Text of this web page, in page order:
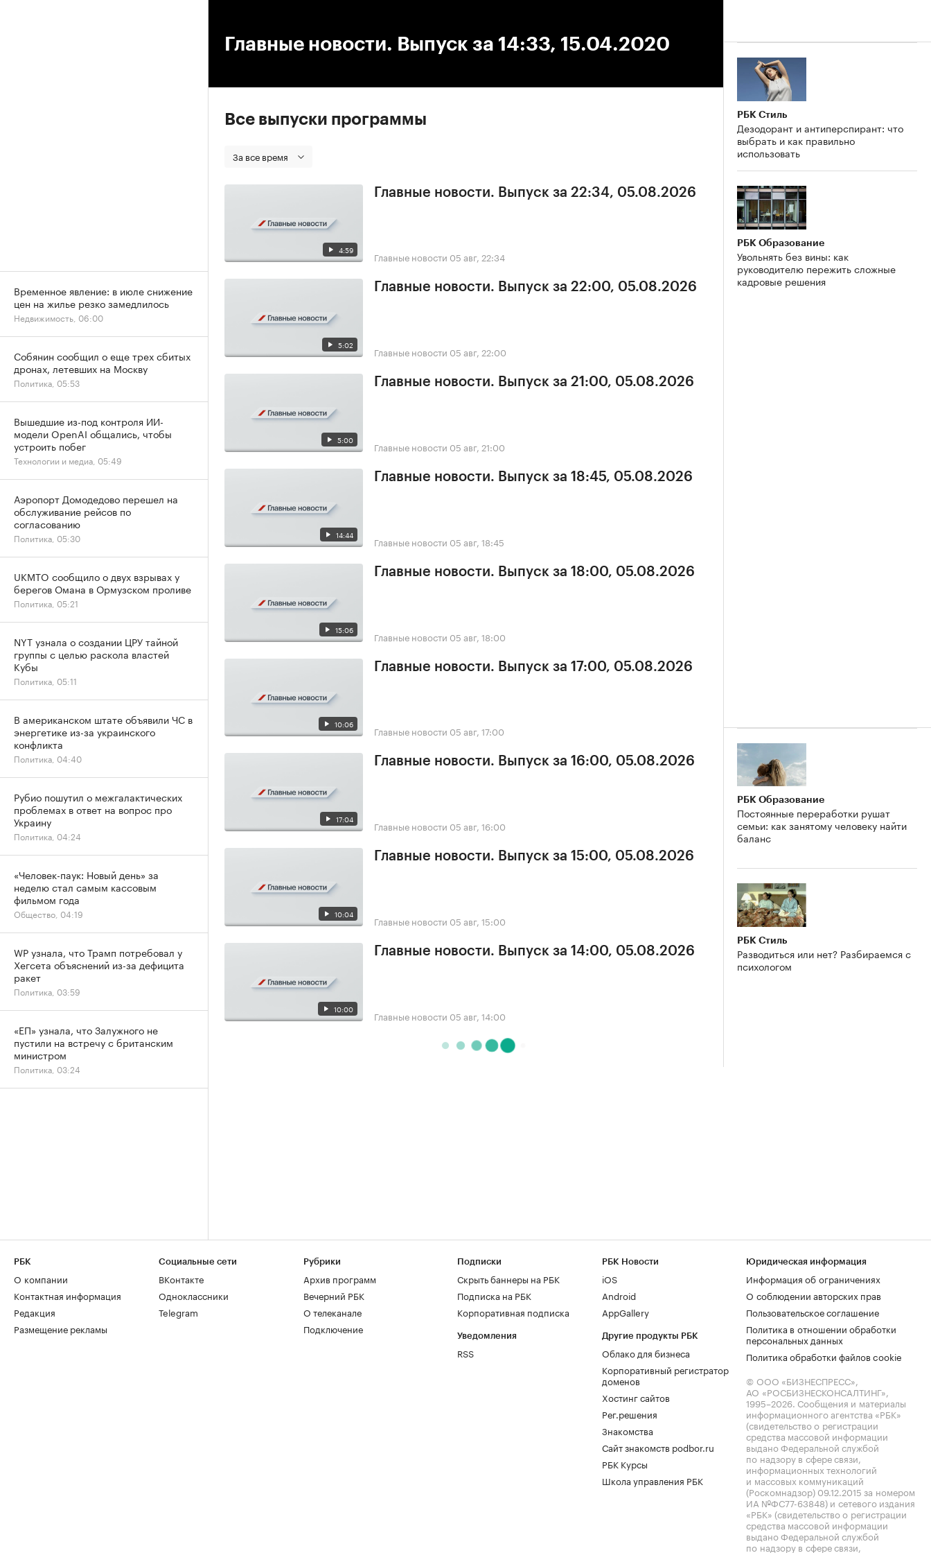
Главные новости. Выпуск за 14:33, 15.04.2020
Все выпуски программы
За все время
4:59
Главные новости. Выпуск за 22:34, 05.08.2026
Главные новости 05 авг, 22:34
5:02
Главные новости. Выпуск за 22:00, 05.08.2026
Главные новости 05 авг, 22:00
5:00
Главные новости. Выпуск за 21:00, 05.08.2026
Главные новости 05 авг, 21:00
14:44
Главные новости. Выпуск за 18:45, 05.08.2026
Главные новости 05 авг, 18:45
15:06
Главные новости. Выпуск за 18:00, 05.08.2026
Главные новости 05 авг, 18:00
10:06
Главные новости. Выпуск за 17:00, 05.08.2026
Главные новости 05 авг, 17:00
17:04
Главные новости. Выпуск за 16:00, 05.08.2026
Главные новости 05 авг, 16:00
10:04
Главные новости. Выпуск за 15:00, 05.08.2026
Главные новости 05 авг, 15:00
10:00
Главные новости. Выпуск за 14:00, 05.08.2026
Главные новости 05 авг, 14:00
РБК Стиль
Дезодорант и антиперспирант: что
выбрать и как правильно
использовать
РБК Образование
Увольнять без вины: как
руководителю пережить сложные
кадровые решения
РБК Образование
Постоянные переработки рушат
семьи: как занятому человеку найти
баланс
РБК Стиль
Разводиться или нет? Разбираемся с
психологом
Временное явление: в июле снижение
цен на жилье резко замедлилось
Недвижимость, 06:00
Собянин сообщил о еще трех сбитых
дронах, летевших на Москву
Политика, 05:53
Вышедшие из-под контроля ИИ-
модели OpenAI общались, чтобы
устроить побег
Технологии и медиа, 05:49
Аэропорт Домодедово перешел на
обслуживание рейсов по
согласованию
Политика, 05:30
UKMTO сообщило о двух взрывах у
берегов Омана в Ормузском проливе
Политика, 05:21
NYT узнала о создании ЦРУ тайной
группы с целью раскола властей
Кубы
Политика, 05:11
В американском штате объявили ЧС в
энергетике из-за украинского
конфликта
Политика, 04:40
Рубио пошутил о межгалактических
проблемах в ответ на вопрос про
Украину
Политика, 04:24
«Человек-паук: Новый день» за
неделю стал самым кассовым
фильмом года
Общество, 04:19
WP узнала, что Трамп потребовал у
Хегсета объяснений из-за дефицита
ракет
Политика, 03:59
«ЕП» узнала, что Залужного не
пустили на встречу с британским
министром
Политика, 03:24
РБК
О компании
Контактная информация
Редакция
Размещение рекламы
Социальные сети
ВКонтакте
Одноклассники
Telegram
Рубрики
Архив программ
Вечерний РБК
О телеканале
Подключение
Подписки
Скрыть баннеры на РБК
Подписка на РБК
Корпоративная подписка
Уведомления
RSS
РБК Новости
iOS
Android
AppGallery
Другие продукты РБК
Облако для бизнеса
Корпоративный регистратор
доменов
Хостинг сайтов
Рег.решения
Знакомства
Сайт знакомств podbor.ru
РБК Курсы
Школа управления РБК
Юридическая информация
Информация об ограничениях
О соблюдении авторских прав
Пользовательское соглашение
Политика в отношении обработки
персональных данных
Политика обработки файлов cookie
© ООО «БИЗНЕСПРЕСС»,
АО «РОСБИЗНЕСКОНСАЛТИНГ»,
1995–2026. Сообщения и материалы
информационного агентства «РБК»
(свидетельство о регистрации
средства массовой информации
выдано Федеральной службой
по надзору в сфере связи,
информационных технологий
и массовых коммуникаций
(Роскомнадзор) 09.12.2015 за номером
ИА №ФС77-63848) и сетевого издания
«РБК» (свидетельство о регистрации
средства массовой информации
выдано Федеральной службой
по надзору в сфере связи,